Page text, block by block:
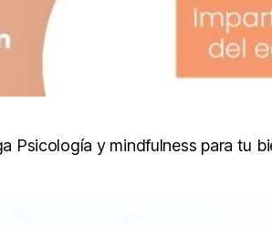
Psicología y mindfulness para tu